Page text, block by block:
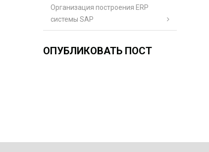
Организация построения ERP
системы SAP
ОПУБЛИКОВАТЬ ПОСТ